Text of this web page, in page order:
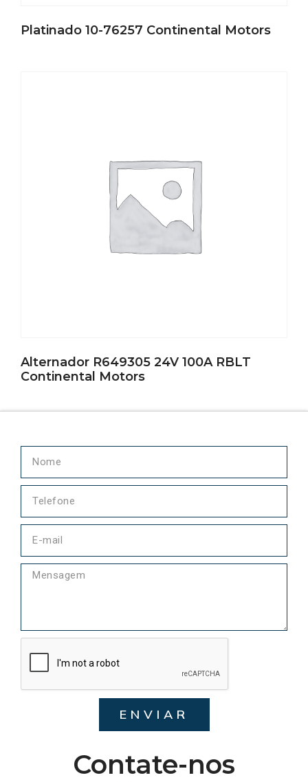
Platinado 10-76257 Continental Motors
Alternador R649305 24V 100A RBLT
Continental Motors
Contate-nos
ENVIAR